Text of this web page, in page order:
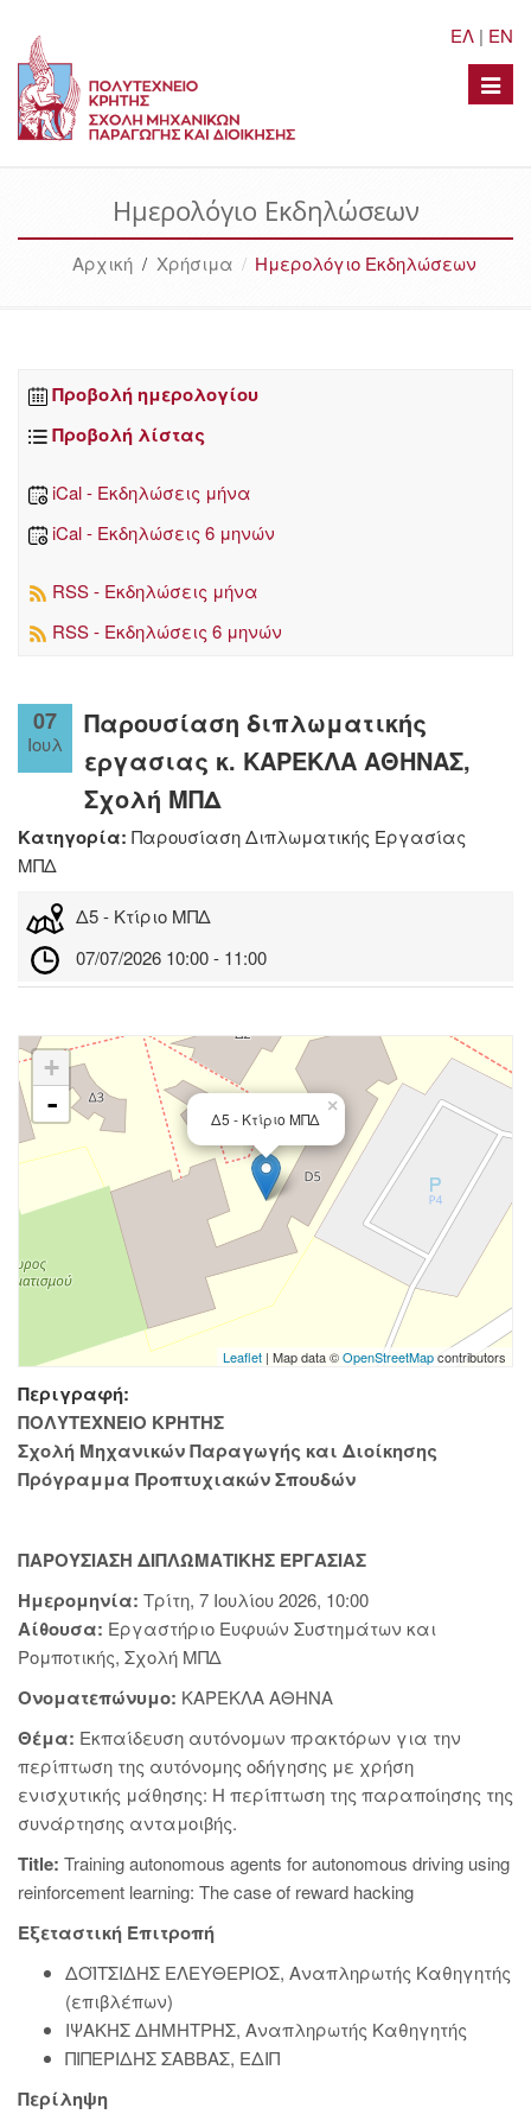
ΕΛ | EN
Toggle
Ημερολόγιο Εκδηλώσεων
Αρχική / Χρήσιμα Ημερολόγιο Εκδηλώσεων
Προβολή ημερολογίου
Προβολή λίστας
iCal - Εκδηλώσεις μήνα
iCal - Εκδηλώσεις 6 μηνών
RSS - Εκδηλώσεις μήνα
RSS - Εκδηλώσεις 6 μηνών
07
Ιουλ
Παρουσίαση διπλωματικής
εργασιας κ. ΚΑΡΕΚΛΑ ΑΘΗΝΑΣ,
Σχολή ΜΠΔ
Κατηγορία: Παρουσίαση Διπλωματικής Εργασίας
ΜΠΔ
Δ5 - Κτίριο ΜΠΔ
07/07/2026 10:00 - 11:00
×
Δ5 - Κτίριο ΜΠΔ
+
-
Leaflet | Map data ©OpenStreetMapcontributors
Περιγραφή:
ΠΟΛΥΤΕΧΝΕΙΟ ΚΡΗΤΗΣ
Σχολή Μηχανικών Παραγωγής και Διοίκησης
Πρόγραμμα Προπτυχιακών Σπουδών
ΠΑΡΟΥΣΙΑΣΗ ΔΙΠΛΩΜΑΤΙΚΗΣ ΕΡΓΑΣΙΑΣ
Ημερομηνία: Τρίτη, 7 Ιουλίου 2026, 10:00
Αίθουσα: Εργαστήριο Ευφυών Συστημάτων και
Ρομποτικής, Σχολή ΜΠΔ
Ονοματεπώνυμο: ΚΑΡΕΚΛΑ ΑΘΗΝΑ
Θέμα: Εκπαίδευση αυτόνομων πρακτόρων για την
περίπτωση της αυτόνομης οδήγησης με χρήση
ενισχυτικής μάθησης: Η περίπτωση της παραποίησης της
συνάρτησης ανταμοιβής.
Title: Training autonomous agents for autonomous driving using
reinforcement learning: The case of reward hacking
Εξεταστική Επιτροπή
ΔΟΪΤΣΙΔΗΣ ΕΛΕΥΘEΡΙΟΣ, Αναπληρωτής Καθηγητής
(επιβλέπων)
ΙΨΑΚΗΣ ΔΗΜΗΤΡΗΣ, Αναπληρωτής Καθηγητής
ΠΙΠΕΡΙΔΗΣ ΣΑΒΒΑΣ, ΕΔΙΠ
Περίληψη